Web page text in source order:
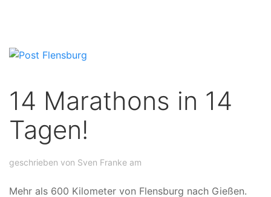
14 Marathons in 14
Tagen!
geschrieben von Sven Franke am
Mehr als 600 Kilometer von Flensburg nach Gießen.